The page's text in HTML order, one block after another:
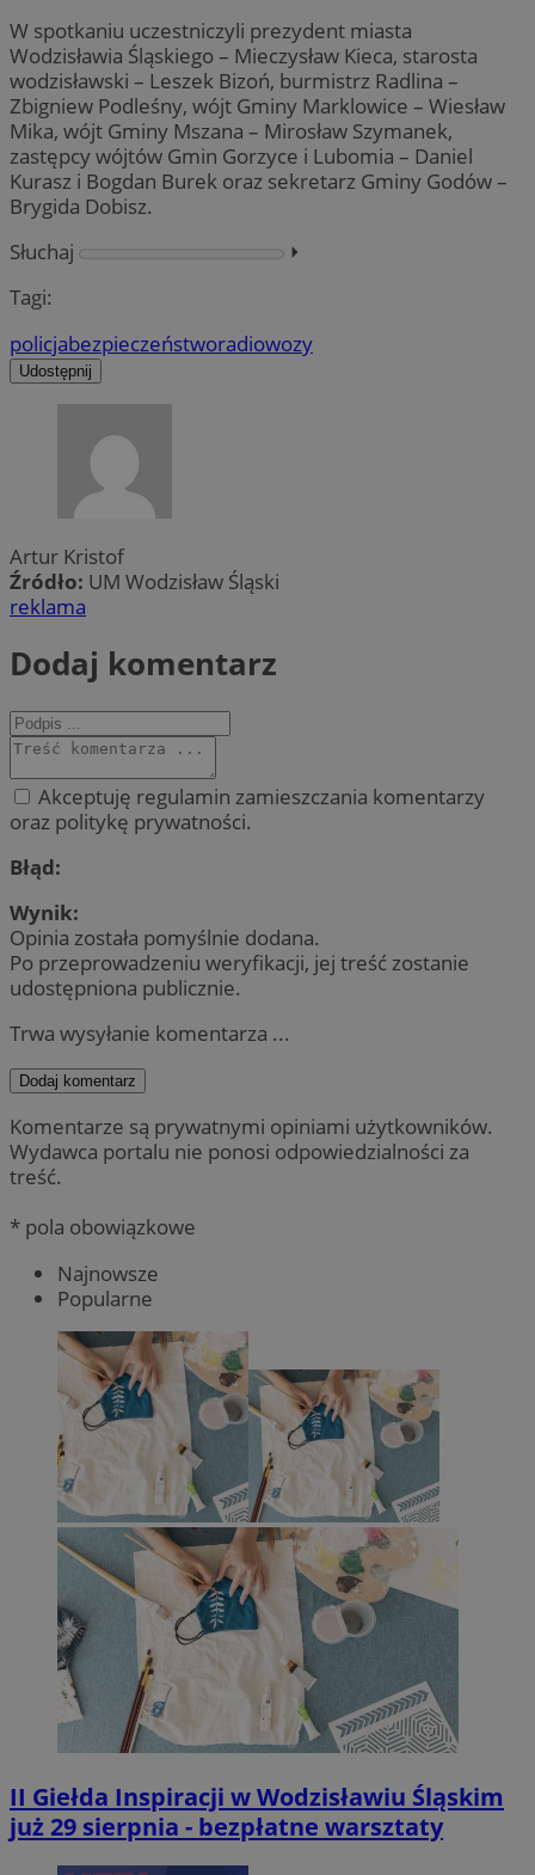
W spotkaniu uczestniczyli prezydent miasta
Wodzisławia Śląskiego – Mieczysław Kieca, starosta
wodzisławski – Leszek Bizoń, burmistrz Radlina –
Zbigniew Podleśny, wójt Gminy Marklowice – Wiesław
Mika, wójt Gminy Mszana – Mirosław Szymanek,
zastępcy wójtów Gmin Gorzyce i Lubomia – Daniel
Kurasz i Bogdan Burek oraz sekretarz Gminy Godów –
Brygida Dobisz.
Słuchaj
⏵︎
Tagi:
policjabezpieczeństworadiowozy
Udostępnij
Artur Kristof
Źródło: UM Wodzisław Śląski
reklama
Dodaj komentarz
Akceptuję regulamin zamieszczania komentarzy
oraz politykę prywatności.
Błąd:
Wynik:
Opinia została pomyślnie dodana.
Po przeprowadzeniu weryfikacji, jej treść zostanie
udostępniona publicznie.
Trwa wysyłanie komentarza ...
Dodaj komentarz
Komentarze są prywatnymi opiniami użytkowników.
Wydawca portalu nie ponosi odpowiedzialności za
treść.
* pola obowiązkowe
Najnowsze
Popularne
II Giełda Inspiracji w Wodzisławiu Śląskim
już 29 sierpnia - bezpłatne warsztaty